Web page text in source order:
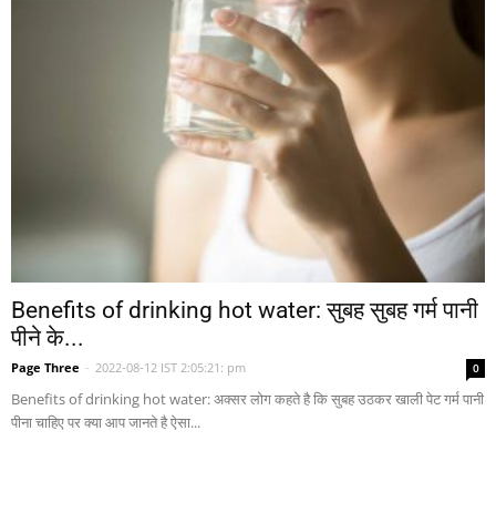
Benefits of drinking hot water: सुबह सुबह गर्म पानी
पीने के...
Page Three - 2022-08-12 IST 2:05:21: pm 0
Benefits of drinking hot water: अक्सर लोग कहते है कि सुबह उठकर खाली पेट गर्म पानी
पीना चाहिए पर क्या आप जानते है ऐसा...